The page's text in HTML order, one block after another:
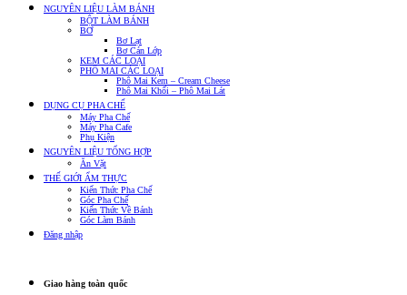
NGUYÊN LIỆU LÀM BÁNH
BỘT LÀM BÁNH
BƠ
Bơ Lạt
Bơ Cán Lớp
KEM CÁC LOẠI
PHÔ MAI CÁC LOẠI
Phô Mai Kem – Cream Cheese
Phô Mai Khối – Phô Mai Lát
DỤNG CỤ PHA CHẾ
Máy Pha Chế
Máy Pha Cafe
Phụ Kiện
NGUYÊN LIỆU TỔNG HỢP
Ăn Vặt
THẾ GIỚI ẨM THỰC
Kiến Thức Pha Chế
Góc Pha Chế
Kiến Thức Về Bánh
Góc Làm Bánh
Đăng nhập
Giao hàng toàn quốc